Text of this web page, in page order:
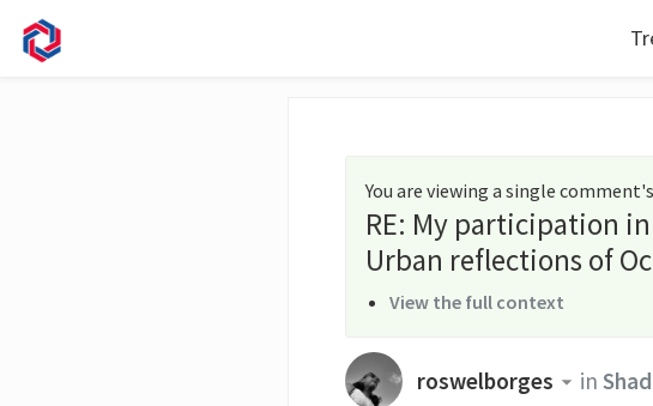
You are viewing a single
RE: My participation
Urban reflections of
View the full context
roswelborges in